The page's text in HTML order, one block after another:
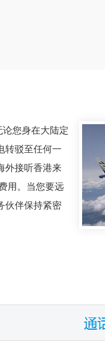
您身在大陆定
转驳至任何一
外接听香港来
用。当您要远
伙伴保持紧密